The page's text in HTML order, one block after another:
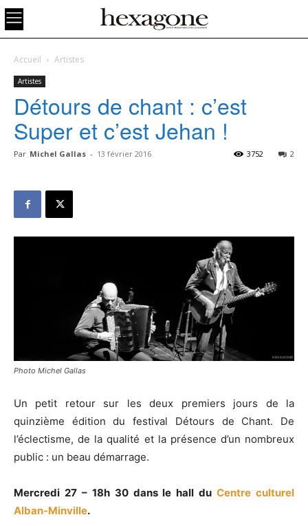
Accueil Artistes
Artistes
Détours de chant : c’est
Super et c’est Jehan !
Par Michel Gallas - 13 février 2016 2
3752
Photo Michel Gallas
Un petit retour sur les deux premiers jours de la
quinzième édition du festival Détours de Chant. De
l’éclectisme, de la qualité et la présence d’un nombreux
public : un beau démarrage.
Mercredi 27 – 18h 30 dans le hall duCentre culturel
Alban-Minville.